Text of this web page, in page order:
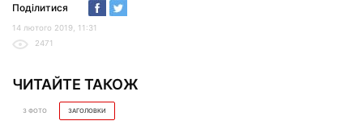
Поділитися
14 лютого 2019, 11:31
2471
ЧИТАЙТЕ ТАКОЖ
З ФОТО ЗАГОЛОВКИ